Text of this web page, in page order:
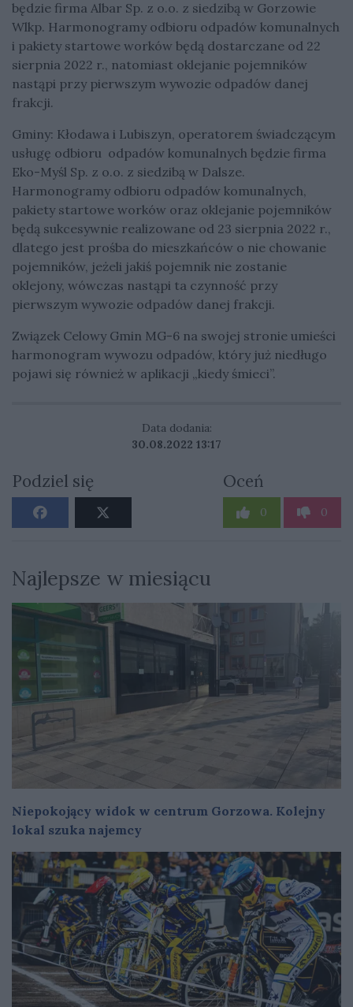
będzie firma Albar Sp. z o.o. z siedzibą w Gorzowie
Wlkp. Harmonogramy odbioru odpadów komunalnych
i pakiety startowe worków będą dostarczane od 22
sierpnia 2022 r., natomiast oklejanie pojemników
nastąpi przy pierwszym wywozie odpadów danej
frakcji.
Gminy: Kłodawa i Lubiszyn, operatorem świadczącym
usługę odbioru odpadów komunalnych będzie firma
Eko-Myśl Sp. z o.o. z siedzibą w Dalsze.
Harmonogramy odbioru odpadów komunalnych,
pakiety startowe worków oraz oklejanie pojemników
będą sukcesywnie realizowane od 23 sierpnia 2022 r.,
dlatego jest prośba do mieszkańców o nie chowanie
pojemników, jeżeli jakiś pojemnik nie zostanie
oklejony, wówczas nastąpi ta czynność przy
pierwszym wywozie odpadów danej frakcji.
Związek Celowy Gmin MG-6 na swojej stronie umieści
harmonogram wywozu odpadów, który już niedługo
pojawi się również w aplikacji „kiedy śmieci”.
Data dodania:
30.08.2022 13:17
Podziel się Oceń
0 0
Najlepsze w miesiącu
Niepokojący widok w centrum Gorzowa. Kolejny
lokal szuka najemcy